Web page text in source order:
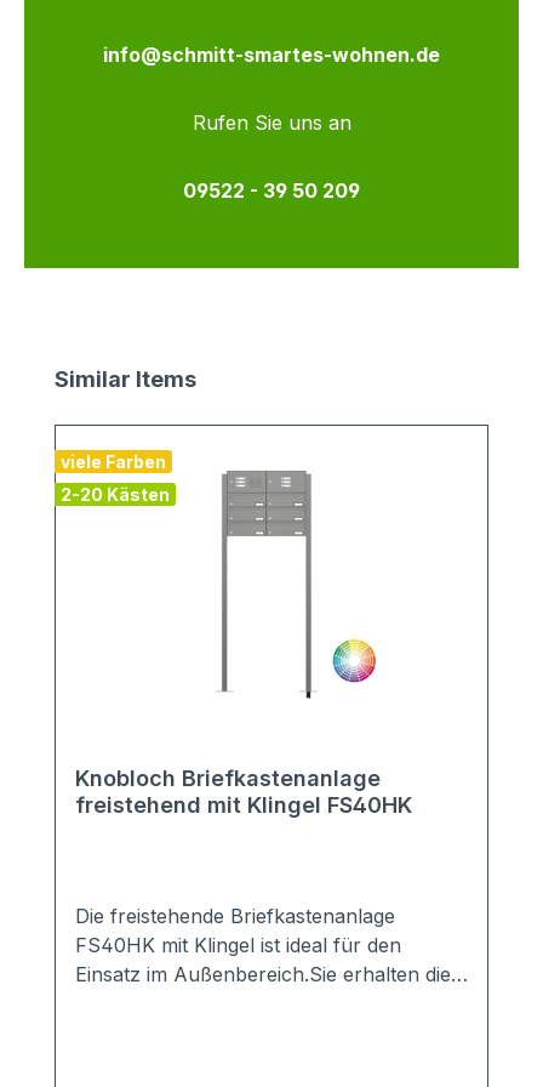
info@schmitt-smartes-wohnen.de
Rufen Sie uns an
09522 - 39 50 209
Produktgalerie überspringen
Similar Items
viele Farben
2-20 Kästen
Knobloch Briefkastenanlage
freistehend mit Klingel FS40HK
Die freistehende Briefkastenanlage
FS40HK mit Klingel ist ideal für den
Einsatz im Außenbereich.Sie erhalten die